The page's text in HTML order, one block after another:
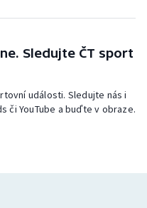
Sledujte ČT sport
události. Sledujte nás i
či YouTube a buďte v obraze.